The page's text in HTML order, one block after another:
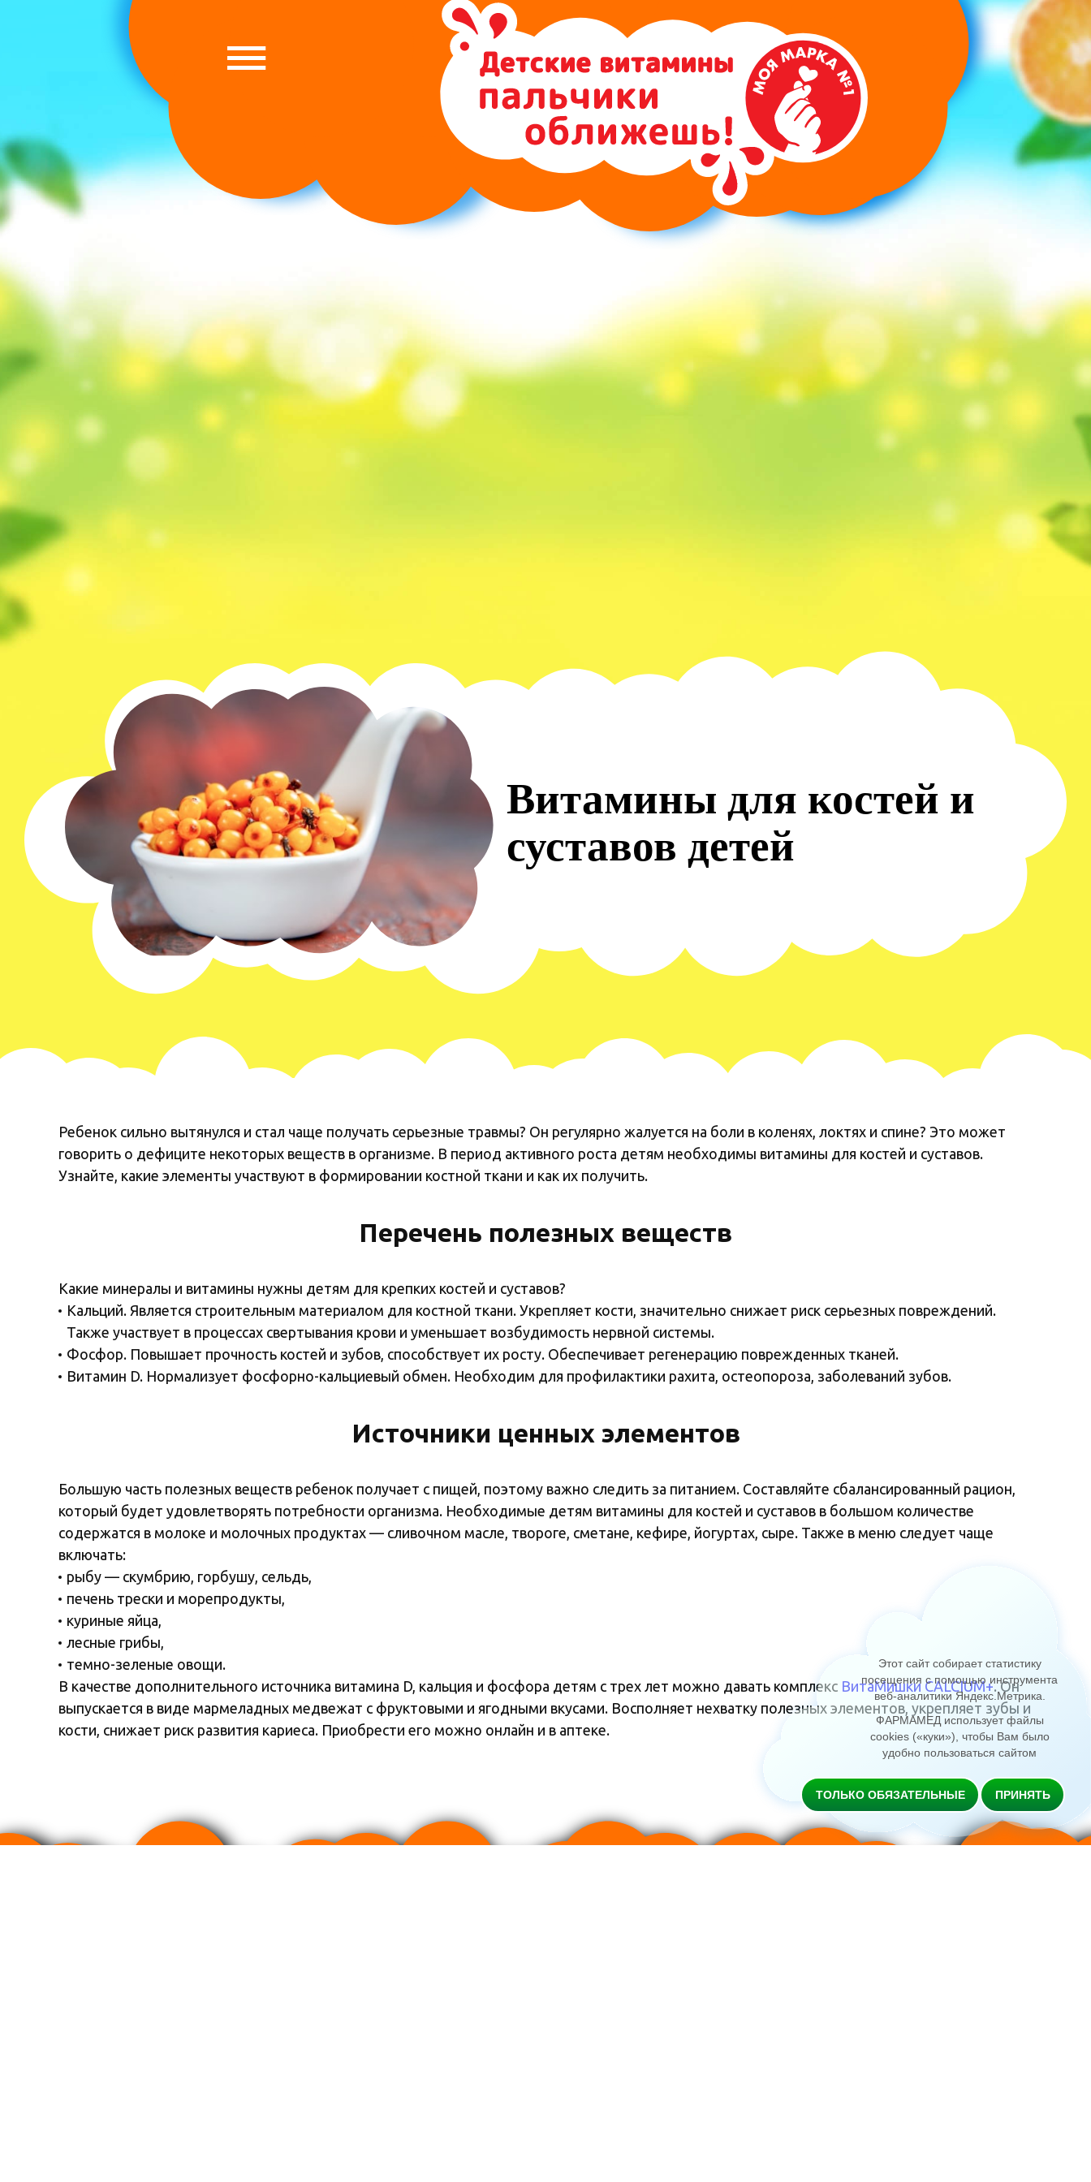
Витамины для костей и
суставов детей
Ребенок сильно вытянулся и стал чаще получать серьезные травмы? Он регулярно жалуется на боли в коленях, локтях и спине? Это может
говорить о дефиците некоторых веществ в организме. В период активного роста детям необходимы витамины для костей и суставов.
Узнайте, какие элементы участвуют в формировании костной ткани и как их получить.
Перечень полезных веществ
Какие минералы и витамины нужны детям для крепких костей и суставов?
Кальций. Является строительным материалом для костной ткани. Укрепляет кости, значительно снижает риск серьезных повреждений.
Также участвует в процессах свертывания крови и уменьшает возбудимость нервной системы.
Фосфор. Повышает прочность костей и зубов, способствует их росту. Обеспечивает регенерацию поврежденных тканей.
Витамин D. Нормализует фосфорно-кальциевый обмен. Необходим для профилактики рахита, остеопороза, заболеваний зубов.
Источники ценных элементов
Большую часть полезных веществ ребенок получает с пищей, поэтому важно следить за питанием. Составляйте сбалансированный рацион,
который будет удовлетворять потребности организма. Необходимые детям витамины для костей и суставов в большом количестве
содержатся в молоке и молочных продуктах — сливочном масле, твороге, сметане, кефире, йогуртах, сыре. Также в меню следует чаще
включать:
рыбу — скумбрию, горбушу, сельдь,
печень трески и морепродукты,
куриные яйца,
лесные грибы,
темно-зеленые овощи.
В качестве дополнительного источника витамина D, кальция и фосфора детям с трех лет можно давать комплекс ВитаМишки CALCIUM+. Он
выпускается в виде мармеладных медвежат с фруктовыми и ягодными вкусами. Восполняет нехватку полезных элементов, укрепляет зубы и
кости, снижает риск развития кариеса. Приобрести его можно онлайн и в аптеке.
Этот сайт собирает статистику
посещения с помощью инструмента
веб-аналитики Яндекс.Метрика
ФАРМАМЕД использует файлы
cookies («куки»), чтобы Вам было
удобно пользоваться сайтом
ТОЛЬКО ОБЯЗАТЕЛЬНЫЕ ПРИНЯТЬ